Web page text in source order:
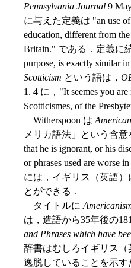
Pennsylvania Journal 9
に与えた定義は "an use of
education, different from
Britain." である．定義に
purpose, is exactly similar
Scotticism という語は，
1. 4 に，"It seemes you
Scotticismes, of the
Witherspoon は
メリカ語法」という含意
that he is ignorant, or his
or phrases used are worse
には，イギリス（英語
とができる．
タイトルに
は，造語から35年後の
and Phrases which have
辞書はむしろイギリス
逸脱していることを示